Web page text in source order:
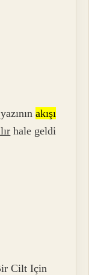
akışı
hale geldi
Cilt Için